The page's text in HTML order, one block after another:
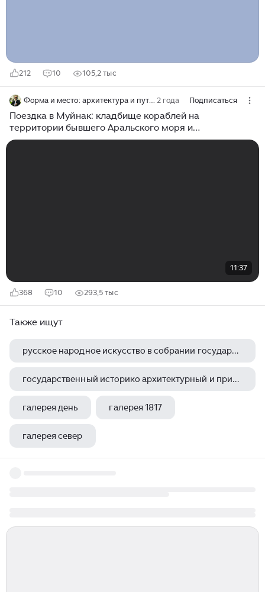
212 10 105,2 тыс
Форма и место: архитектура и путешествия 2 года Подписаться
Поездка в Муйнак: кладбище кораблей на
территории бывшего Аральского моря и
«Каракалпакский Лувр»
11:37
368 10 293,5 тыс
Также ищут
русское народное искусство в собрании государственного русского музея
государственный историко архитектурный и природно ландшафтный музей заповедник кузьминки люблино
галерея день галерея 1817
галерея север